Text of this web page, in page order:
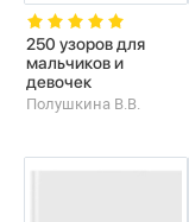
250 узоров для
мальчиков и
девочек
Полушкина В.В.